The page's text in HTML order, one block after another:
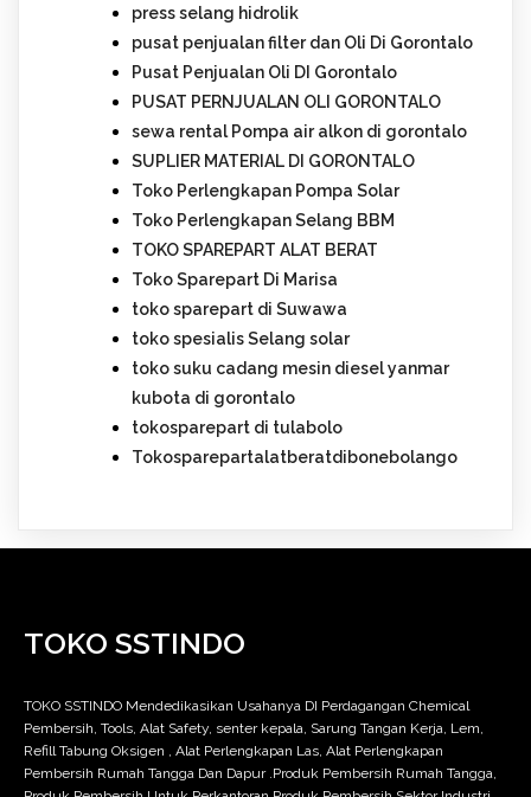
press selang hidrolik
pusat penjualan filter dan Oli Di Gorontalo
Pusat Penjualan Oli DI Gorontalo
PUSAT PERNJUALAN OLI GORONTALO
sewa rental Pompa air alkon di gorontalo
SUPLIER MATERIAL DI GORONTALO
Toko Perlengkapan Pompa Solar
Toko Perlengkapan Selang BBM
TOKO SPAREPART ALAT BERAT
Toko Sparepart Di Marisa
toko sparepart di Suwawa
toko spesialis Selang solar
toko suku cadang mesin diesel yanmar
kubota di gorontalo
tokosparepart di tulabolo
Tokosparepartalatberatdibonebolango
TOKO SSTINDO
TOKO SSTINDO Mendedikasikan Usahanya DI Perdagangan Chemical
Pembersih, Tools, Alat Safety, senter kepala, Sarung Tangan Kerja, Lem,
Refill Tabung Oksigen , Alat Perlengkapan Las, Alat Perlengkapan
Pembersih Rumah Tangga Dan Dapur .Produk Pembersih Rumah Tangga,